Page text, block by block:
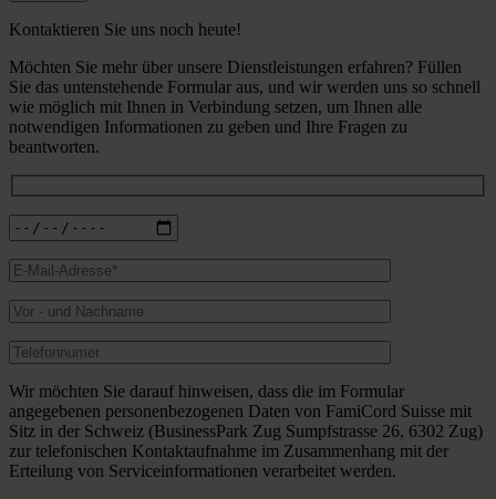
Kontaktieren Sie uns noch heute!
Möchten Sie mehr über unsere Dienstleistungen erfahren? Füllen
Sie das untenstehende Formular aus, und wir werden uns so schnell
wie möglich mit Ihnen in Verbindung setzen, um Ihnen alle
notwendigen Informationen zu geben und Ihre Fragen zu
beantworten.
Wir möchten Sie darauf hinweisen, dass die im Formular
angegebenen personenbezogenen Daten von FamiCord Suisse mit
Sitz in der Schweiz (BusinessPark Zug Sumpfstrasse 26, 6302 Zug)
zur telefonischen Kontaktaufnahme im Zusammenhang mit der
Erteilung von Serviceinformationen verarbeitet werden.